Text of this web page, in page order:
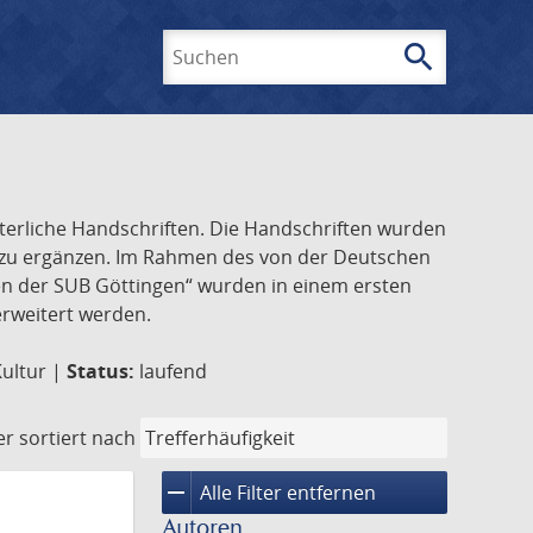
search
Handschriften. Die Handschriften wurden
ergänzen. Im Rahmen des von der Deutschen
SUB Göttingen“ wurden in einem ersten
werden.
| Status: laufend
sortiert nach
remove Alle Filter entfernen